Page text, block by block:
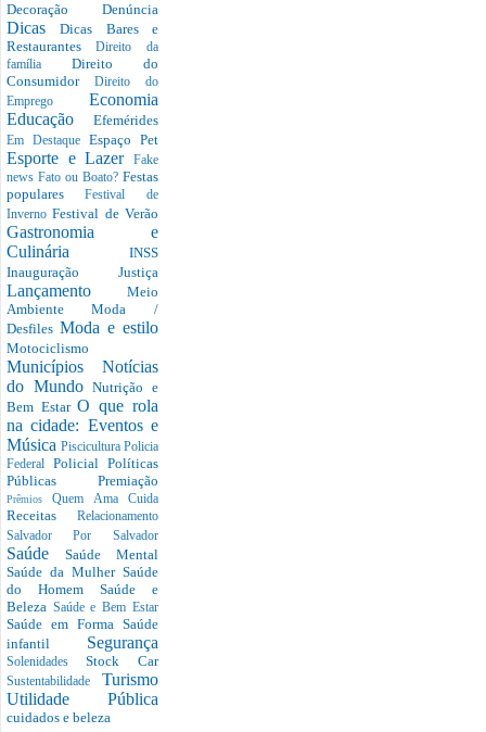
Decoração Denúncia
DicasDicas Bares e
RestaurantesDireito da
família Direito do
Consumidor Direito do
Emprego Economia
Educação Efemérides
Em Destaque Espaço Pet
Esporte e Lazer
Fake
news Fato ou Boato? Festas
popularesFestival de
InvernoFestival de Verão
Gastronomia e
Culinária INSS
Inauguração Justiça
Lançamento Meio
AmbienteModa /
Desfiles Moda e estilo
Motociclismo
Municípios Notícias
do MundoNutrição e
Bem EstarO que rola
na cidade: Eventos e
Música Piscicultura Policia
Federal Policial Políticas
Públicas Premiação
PrêmiosQuem Ama Cuida
Receitas Relacionamento
Salvador Por Salvador
Saúde Saúde Mental
Saúde da Mulher Saúde
do Homem Saúde e
Beleza Saúde e Bem Estar
Saúde em Forma Saúde
infantil Segurança
SolenidadesStock Car
Sustentabilidade Turismo
Utilidade Pública
cuidados e beleza